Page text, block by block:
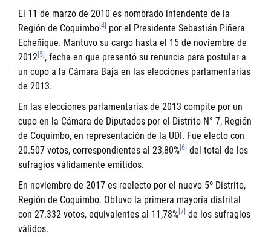
El 11 de marzo de 2010 es nombrado intendente de la
Región de Coquimbo [4] por el Presidente Sebastián Piñera
Echeñique. Mantuvo su cargo hasta el 15 de noviembre de
2012 [5] , fecha en que presentó su renuncia para postular a
un cupo a la Cámara Baja en las elecciones parlamentarias
de 2013.
En las elecciones parlamentarias de 2013 compite por un
cupo en la Cámara de Diputados por el Distrito N° 7, Región
de Coquimbo, en representación de la UDI. Fue electo con
20.507 votos, correspondientes al 23,80% [6] del total de los
sufragios válidamente emitidos.
En noviembre de 2017 es reelecto por el nuevo 5º Distrito,
Región de Coquimbo. Obtuvo la primera mayoría distrital
con 27.332 votos, equivalentes al 11,78% [7] de los sufragios
válidos.